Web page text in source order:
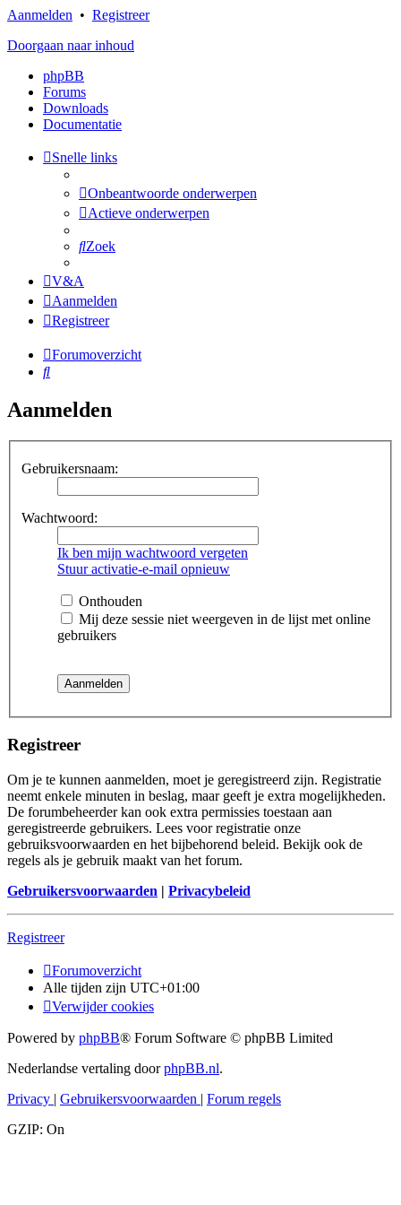
Aanmelden • Registreer
Doorgaan naar inhoud
phpBB
Forums
Downloads
Documentatie
Snelle links
Onbeantwoorde onderwerpen
Actieve onderwerpen
Zoek
V&A
Aanmelden
Registreer
Forumoverzicht
Zoek
Aanmelden
Gebruikersnaam:
Wachtwoord:
Ik ben mijn wachtwoord vergeten
Stuur activatie-e-mail opnieuw
Onthouden
Mij deze sessie niet weergeven in de lijst met online
gebruikers
Registreer
Om je te kunnen aanmelden, moet je geregistreerd zijn. Registratie
neemt enkele minuten in beslag, maar geeft je extra mogelijkheden.
De forumbeheerder kan ook extra permissies toestaan aan
geregistreerde gebruikers. Lees voor registratie onze
gebruiksvoorwaarden en het bijbehorend beleid. Bekijk ook de
regels als je gebruik maakt van het forum.
Gebruikersvoorwaarden | Privacybeleid
Registreer
Forumoverzicht
Alle tijden zijn UTC+01:00
Verwijder cookies
Powered by phpBB® Forum Software © phpBB Limited
Nederlandse vertaling doorphpBB.nl.
Privacy | Gebruikersvoorwaarden | Forum regels
GZIP: On